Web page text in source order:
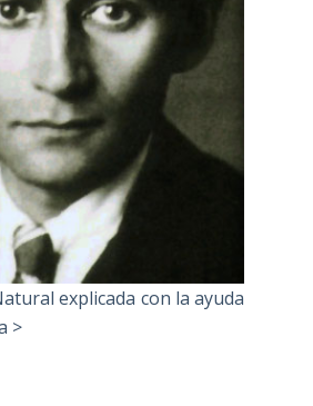
explicada con la ayuda
>